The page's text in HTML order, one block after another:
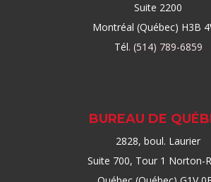
Suite 2200
Montréal (Québec) H3B
Tél. (514) 789-6859
BUREAU DE
2828, boul. Laurier
Suite 700, Tour 1 Norton-